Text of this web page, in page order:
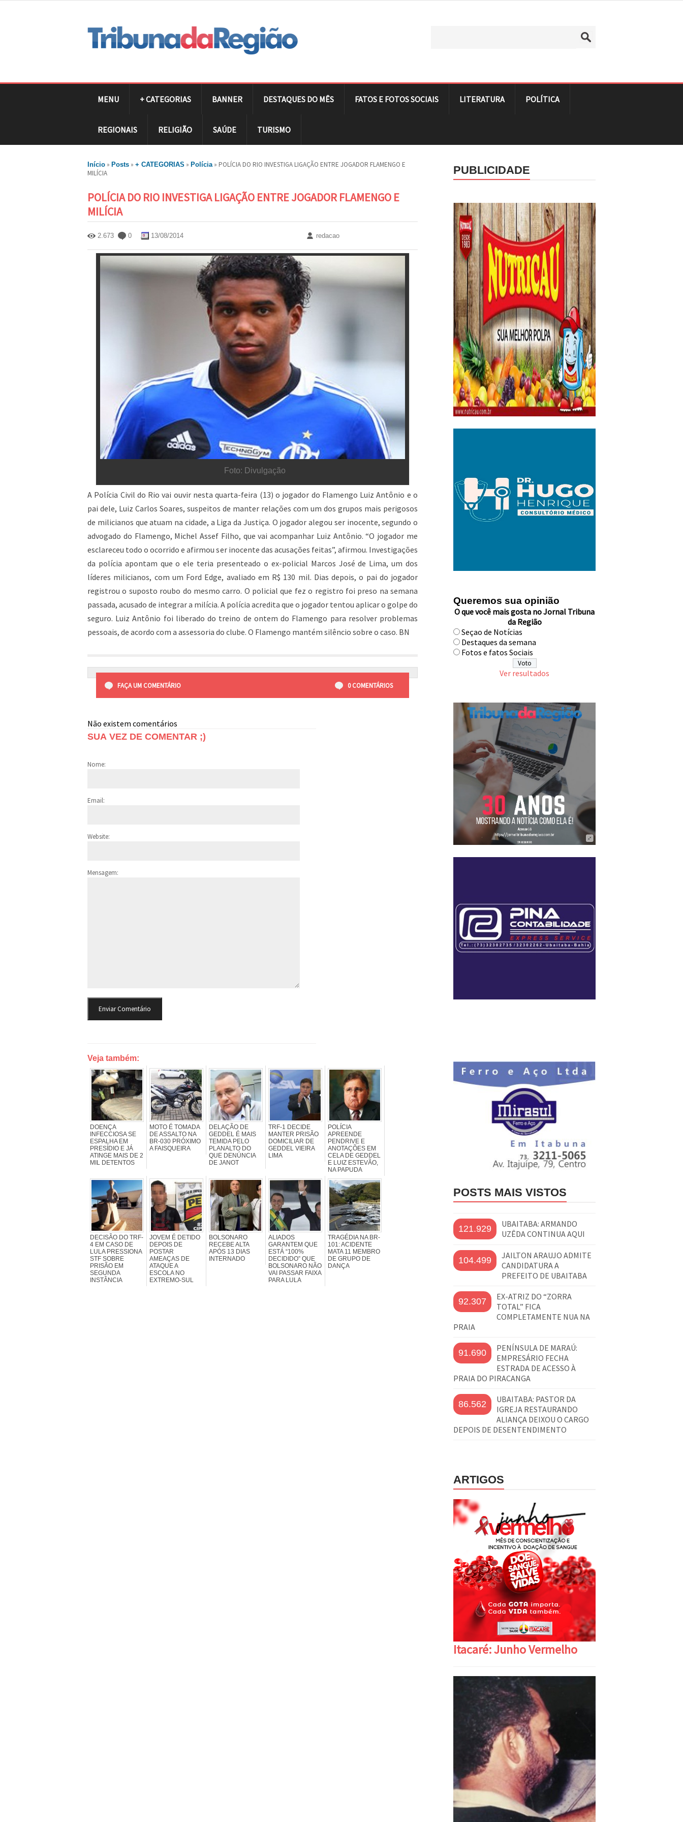
MENU + CATEGORIAS BANNER DESTAQUES DO MÊS FATOS E FOTOS SOCIAIS LITERATURA POLÍTICA
REGIONAIS RELIGIÃO SAÚDE TURISMO
Início » Posts » + CATEGORIAS » Polícia» POLÍCIA DO RIO INVESTIGA LIGAÇÃO ENTRE JOGADOR FLAMENGO E
MILÍCIA
POLÍCIA DO RIO INVESTIGA LIGAÇÃO ENTRE JOGADOR FLAMENGO E
MILÍCIA
2.673 0 13/08/2014 redacao
Foto: Divulgação
A Polícia Civil do Rio vai ouvir nesta quarta-feira (13) o jogador do Flamengo Luiz Antônio e o
pai dele, Luiz Carlos Soares, suspeitos de manter relações com um dos grupos mais perigosos
de milicianos que atuam na cidade, a Liga da Justiça. O jogador alegou ser inocente, segundo o
advogado do Flamengo, Michel Assef Filho, que vai acompanhar Luiz Antônio. “O jogador me
esclareceu todo o ocorrido e afirmou ser inocente das acusações feitas”, afirmou. Investigações
da polícia apontam que o ele teria presenteado o ex-policial Marcos José de Lima, um dos
líderes milicianos, com um Ford Edge, avaliado em R$ 130 mil. Dias depois, o pai do jogador
registrou o suposto roubo do mesmo carro. O policial que fez o registro foi preso na semana
passada, acusado de integrar a milícia. A polícia acredita que o jogador tentou aplicar o golpe do
seguro. Luiz Antônio foi liberado do treino de ontem do Flamengo para resolver problemas
pessoais, de acordo com a assessoria do clube. O Flamengo mantém silêncio sobre o caso. BN
FAÇA UM COMENTÁRIO 0 COMENTÁRIOS
Não existem comentários
SUA VEZ DE COMENTAR ;)
Nome:
Email:
Website:
Mensagem:
Veja também:
DOENÇA
INFECCIOSA SE
ESPALHA EM
PRESÍDIO E JÁ
ATINGE MAIS DE 2
MIL DETENTOS
MOTO É TOMADA
DE ASSALTO NA
BR-030 PRÓXIMO
A FAISQUEIRA
DELAÇÃO DE
GEDDEL É MAIS
TEMIDA PELO
PLANALTO DO
QUE DENÚNCIA
DE JANOT
TRF-1 DECIDE
MANTER PRISÃO
DOMICILIAR DE
GEDDEL VIEIRA
LIMA
POLÍCIA
APREENDE
PENDRIVE E
ANOTAÇÕES EM
CELA DE GEDDEL
E LUIZ ESTEVÃO,
NA PAPUDA
DECISÃO DO TRF-
4 EM CASO DE
LULA PRESSIONA
STF SOBRE
PRISÃO EM
SEGUNDA
INSTÂNCIA
JOVEM É DETIDO
DEPOIS DE
POSTAR
AMEAÇAS DE
ATAQUE A
ESCOLA NO
EXTREMO-SUL
BOLSONARO
RECEBE ALTA
APÓS 13 DIAS
INTERNADO
ALIADOS
GARANTEM QUE
ESTÁ “100%
DECIDIDO” QUE
BOLSONARO NÃO
VAI PASSAR FAIXA
PARA LULA
TRAGÉDIA NA BR-
101: ACIDENTE
MATA 11 MEMBRO
DE GRUPO DE
DANÇA
PUBLICIDADE
Queremos sua opinião
O que você mais gosta no Jornal Tribuna
da Região
Seçao de Notícias
Destaques da semana
Fotos e fatos Sociais
Ver resultados
POSTS MAIS VISTOS
121.929
UBAITABA: ARMANDO
UZÊDA CONTINUA AQUI
104.499
JAILTON ARAUJO ADMITE
CANDIDATURA A
PREFEITO DE UBAITABA
92.307
EX-ATRIZ DO “ZORRA
TOTAL” FICA
COMPLETAMENTE NUA NA
PRAIA
91.690
PENÍNSULA DE MARAÚ:
EMPRESÁRIO FECHA
ESTRADA DE ACESSO À
PRAIA DO PIRACANGA
86.562
UBAITABA: PASTOR DA
IGREJA RESTAURANDO
ALIANÇA DEIXOU O CARGO
DEPOIS DE DESENTENDIMENTO
ARTIGOS
Itacaré: Junho Vermelho